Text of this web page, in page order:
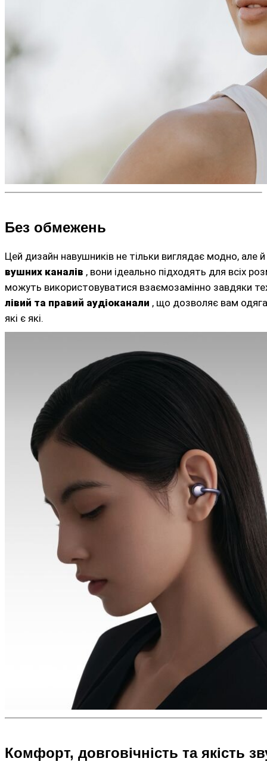
Без обмежень
Цей дизайн навушників не тільки виглядає модно, але
вушних каналів , вони ідеально підходять для всіх
можуть використовуватися взаємозамінно завдяки
лівий та правий аудіоканали , що дозволяє вам
які є які.
Комфорт, довговічність та якість